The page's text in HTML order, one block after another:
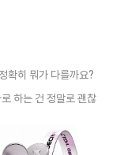
확히 뭐가 다를까요?
하는 건 정말로 괜찮